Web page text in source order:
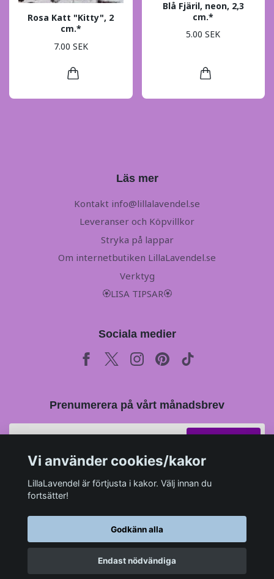
Rosa Katt "Kitty", 2
cm.*
7.00 SEK
Blå Fjäril, neon, 2,3
cm.*
5.00 SEK
Läs mer
Kontakt info@lillalavendel.se
Leveranser och Köpvillkor
Stryka på lappar
Om internetbutiken LillaLavendel.se
Verktyg
🏵LISA TIPSAR🏵
Sociala medier
Prenumerera på vårt månadsbrev
Powered by Quickbutik
Vi använder cookies/kakor
LillaLavendel är förtjusta i kakor. Välj innan du
fortsätter!
Godkänn alla
Endast nödvändiga